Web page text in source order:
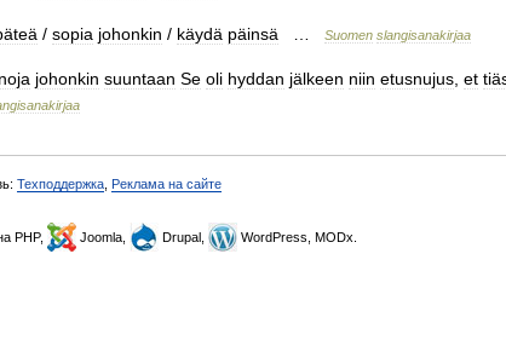
/ sopia johonkin / käydä päinsä Suomen slangisanakirjaa
noja johonkin suuntaan Se oli hyddan jälkeen niin etusnujus et
Техподдержка Реклама на сайте
PHP, Joomla, Drupal, WordPress, MODx.